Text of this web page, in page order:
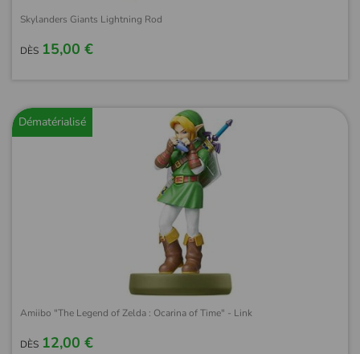
Skylanders Giants Lightning Rod
DÈS 15,00 €
Dématérialisé
Amiibo "The Legend of Zelda : Ocarina of Time" - Link
DÈS 12,00 €